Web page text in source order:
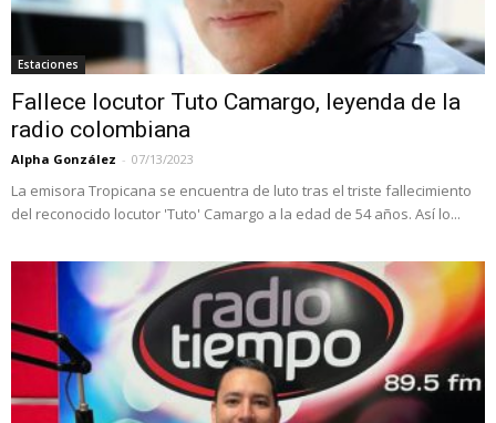
Estaciones
Fallece locutor Tuto Camargo, leyenda de la
radio colombiana
Alpha González - 07/13/2023
La emisora Tropicana se encuentra de luto tras el triste fallecimiento
del reconocido locutor 'Tuto' Camargo a la edad de 54 años. Así lo...